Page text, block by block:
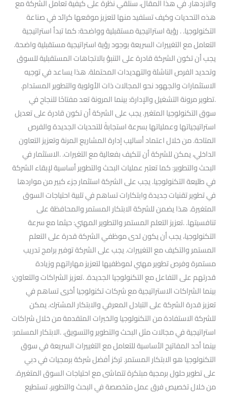
والازدهار. في هذا المقال، سنلقي نظرة على كيفية تعامل الشركة مع
هذه التحديات وكيف تستفيد منها لتعزيز موقعها كرائد في صناعة
التكنولوجيا. . رؤية استراتيجية مستقبلية وواضحة: كما تبدأ استراتيجية
التعامل مع التغييرات السريعة بوجود رؤية استراتيجية مستقبلية واضحة.
يجب أن تكون الشركة قادرة على التنبؤ بالاتجاهات المستقبلية للسوق
وتحديد الفرص الناشئة والتهديدات المحتملة. هذا يساعد في توجيه
الاستثمارات والجهود نحو المجالات ذات الأولوية والتطوير المستدام.
.تطوير مرونة التشغيل والإدارة: بينما المرونة تعد مفتاحًا للنجاح في
سوق التكنولوجيا المتغير. يجب على الشركة أن تكون قادرة على تعديل
استراتيجياتها وعملياتها بسرعة استجابةً للتحديات الجديدة والفرص
المتاحة. من خلال اعتماد أساليب إدارة المشاريع المرنة وتعزيز التعاون
الداخلي، يمكن للشركة أن تتكيف بفعالية مع التغيرات. .الاستثمار في
البحث والتطوير: كما تعتبر عمليات البحث والتطوير أساسية لإبقاء الشركة
في طليعة التكنولوجيا. يجب على الشركة استثمار جزء كبير من مواردها
في تطوير تقنيات جديدة وابتكارات تساهم في تلبية احتياجات السوق
المتغيرة. هذا يضمن للشركة الابتكار المستمر والمحافظة على
تنافسيتها. .تعزيز التعلم المستمر والتطوير المهني: حيثما مع سرعة
التكنولوجيا، يجب أن يكون لدى موظفي الشركة قدرة على التعلم
المستمر والتكيف مع التغييرات. يجب على الشركة توفير برامج تدريب
مستمرة وفرص تطوير مهني لموظفيها لتعزيز مهاراتهم وزيادة
قدرتهم على التفاعل مع التكنولوجيا الجديدة. .تعزيز الشراكات والتعاون:
بينما الشراكات الاستراتيجية مع شركات تكنولوجيا أخرى تساهم في
تعزيز قدرة الشركة على التبادل المعرفي والابتكار المشترك. يمكن
للشركة الاستفادة من التكنولوجيا والخبرات المتقدمة من خلال شراكات
استراتيجية في مجالات مثل البحث والتطوير والتسويق. .الابتكار المستمر:
بينما أحد المفاتيح الأساسية للتعامل مع التغييرات السريعة في سوق
التكنولوجيا هو الابتكار المستمر. تركز أفضل شركة برمجيات في دبي
على تطوير حلول برمجية مبتكرة تتماشى مع احتياجات السوق المتغيرة.
من خلال تخصيص فرق عمل متخصصة في البحث والتطوير، تستطيع